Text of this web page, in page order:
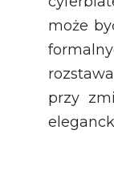
może
przy